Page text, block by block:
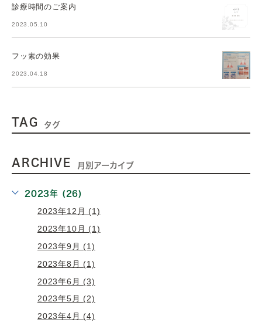
診療時間のご案内
2023.05.10
フッ素の効果
2023.04.18
TAG タグ
ARCHIVE 月別アーカイブ
2023年 (26)
2023年12月 (1)
2023年10月 (1)
2023年9月 (1)
2023年8月 (1)
2023年6月 (3)
2023年5月 (2)
2023年4月 (4)